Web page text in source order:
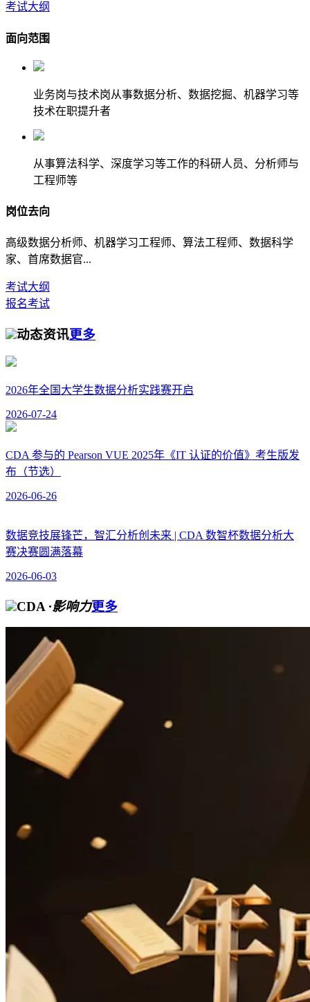
考试大纲
面向范围
业务岗与技术岗从事数据分析、数据挖掘、机器学习等
技术在职提升者
从事算法科学、深度学习等工作的科研人员、分析师与
工程师等
岗位去向
高级数据分析师、机器学习工程师、算法工程师、数据科学
家、首席数据官...
考试大纲
报名考试
动态资讯更多
2026年全国大学生数据分析实践赛开启
2026-07-24
CDA 参与的 Pearson VUE 2025年《IT 认证的价值》考生版发
布（节选）
2026-06-26
数据竞技展锋芒，智汇分析创未来 | CDA 数智杯数据分析大
赛决赛圆满落幕
2026-06-03
CDA ·影响力更多